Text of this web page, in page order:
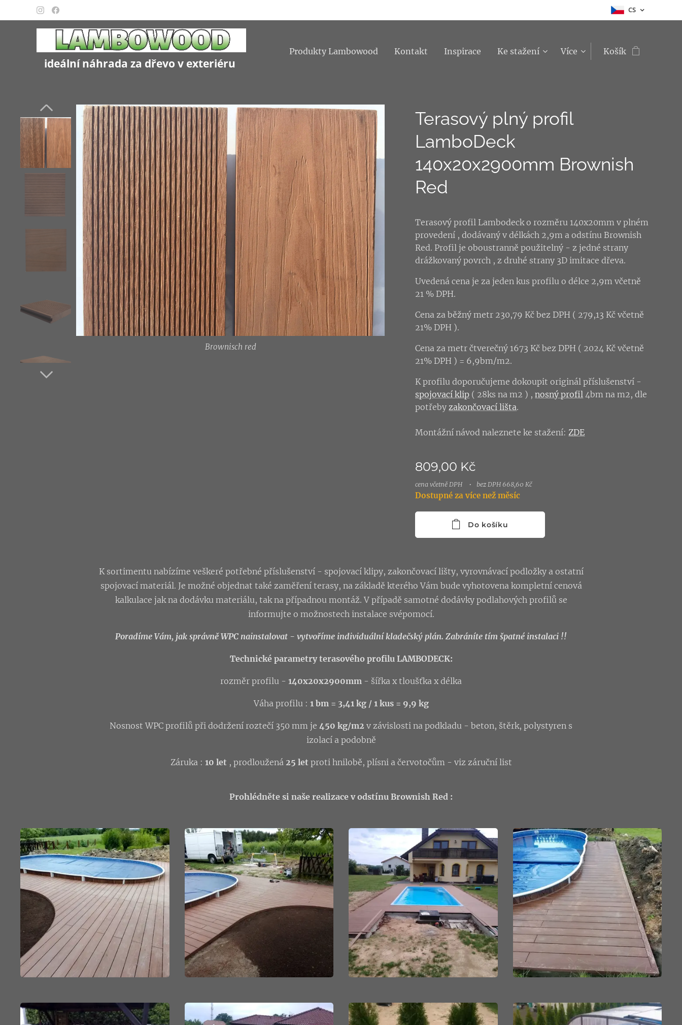
CS
ideální náhrada za dřevo v exteriéru
Produkty Lambowood Kontakt Inspirace Ke stažení Více Košík
Terasový plný profil
LamboDeck
140x20x2900mm Brownish
Red
Brownisch red
Terasový profil Lambodeck o rozměru 140x20mm v plném
provedení , dodávaný v délkách 2,9m a odstínu Brownish
Red. Profil je oboustranně použitelný - z jedné strany
drážkovaný povrch , z druhé strany 3D imitace dřeva.
Uvedená cena je za jeden kus profilu o délce 2,9m včetně
21 % DPH.
Cena za běžný metr 230,79 Kč bez DPH ( 279,13 Kč včetně
21% DPH ).
Cena za metr čtverečný 1673 Kč bez DPH ( 2024 Kč včetně
21% DPH ) = 6,9bm/m2.
K profilu doporučujeme dokoupit originál příslušenství -
spojovací klip ( 28ks na m2 ) ,nosný profil 4bm na m2, dle
potřebyzakončovací lišta.
Montážní návod naleznete ke stažení:ZDE
809,00 Kč
cena včetně DPH bez DPH 668,60 Kč
Dostupné za více než měsíc
Do košíku
K sortimentu nabízíme veškeré potřebné příslušenství - spojovací klipy, zakončovací lišty, vyrovnávací podložky a ostatní
spojovací materiál. Je možné objednat také zaměření terasy, na základě kterého Vám bude vyhotovena kompletní cenová
kalkulace jak na dodávku materiálu, tak na případnou montáž. V případě samotné dodávky podlahových profilů se
informujte o možnostech instalace svépomocí.
Poradíme Vám, jak správně WPC nainstalovat - vytvoříme individuální kladečský plán. Zabráníte tím špatné instalaci !!
Technické parametry terasového profilu LAMBODECK:
rozměr profilu - 140x20x2900mm - šířka x tloušťka x délka
Váha profilu : 1 bm = 3,41 kg / 1 kus = 9,9 kg
Nosnost WPC profilů při dodržení roztečí 350 mm je 450 kg/m2 v závislosti na podkladu - beton, štěrk, polystyren s
izolací a podobně
Záruka : 10 let , prodloužená 25 let proti hnilobě, plísni a červotočům - viz záruční list
Prohlédněte si naše realizace v odstínu Brownish Red :